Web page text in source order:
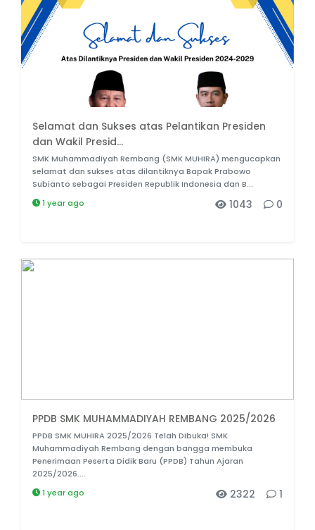
Selamat dan Sukses atas Pelantikan Presiden
dan Wakil Presid...
SMK Muhammadiyah Rembang (SMK MUHIRA) mengucapkan
selamat dan sukses atas dilantiknya Bapak Prabowo
Subianto sebagai Presiden Republik Indonesia dan B...
1 year ago
0
1043
PPDB SMK MUHAMMADIYAH REMBANG 2025/2026
PPDB SMK MUHIRA 2025/2026 Telah Dibuka! SMK
Muhammadiyah Rembang dengan bangga membuka
Penerimaan Peserta Didik Baru (PPDB) Tahun Ajaran
2025/2026....
1 year ago
1
2322